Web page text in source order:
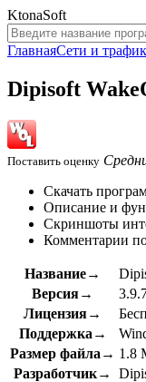
KtonaSoft
ГлавнаяСети и трафик
Dipisoft
Поставить оценку
Скачать
Описание и
Скриншоты
Комментарии
Название→
Версия→
Лицензия→
Поддержка→
Размер файла→ 1.8
Разработчик→